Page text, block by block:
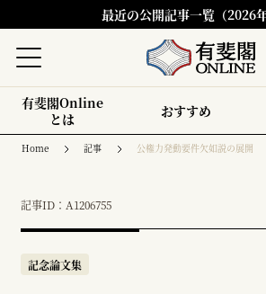
最近の公開記事一覧（2026年
有斐閣Online
とは
おすすめ
Home 記事 公権力発動要件欠如説の展開
記事ID：A1206755
記念論文集